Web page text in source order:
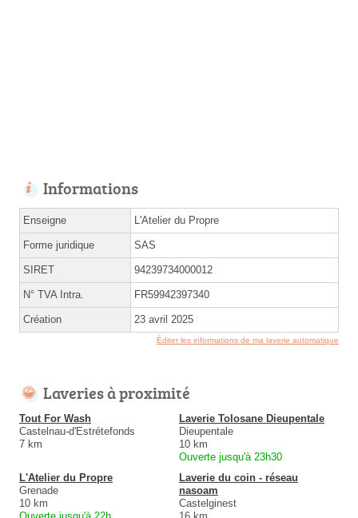
Informations
Enseigne L'Atelier du Propre
Forme juridique SAS
SIRET 94239734000012
N° TVA Intra. FR59942397340
Création 23 avril 2025
Éditer les informations de ma laverie automatique
Laveries à proximité
Tout For Wash
Castelnau-d'Estrétefonds
7 km
Laverie Tolosane Dieupentale
Dieupentale
10 km
Ouverte jusqu'à 23h30
L'Atelier du Propre
Grenade
10 km
Laverie du coin - réseau
nasoam
Castelginest